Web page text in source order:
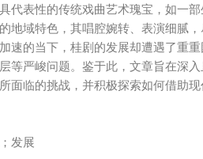
代表性的传统戏曲艺术瑰宝，如一
地域特色，其唱腔婉转、表演细腻
速的当下，桂剧的发展却遭遇了重
等严峻问题。鉴于此，文章旨在深
面临的挑战，并积极探索如何借助
发展